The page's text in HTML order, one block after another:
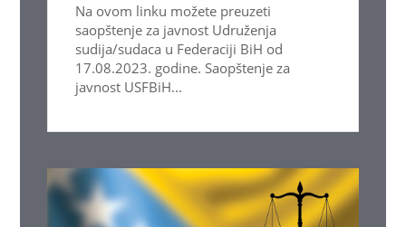
Na ovom linku možete preuzeti
saopštenje za javnost Udruženja
sudija/sudaca u Federaciji BiH od
17.08.2023. godine. Saopštenje za
javnost USFBiH...